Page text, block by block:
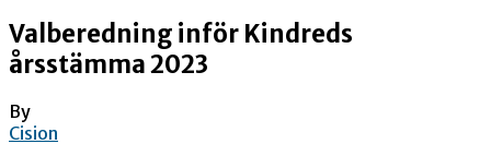
Valberedning inför Kindreds
årsstämma 2023
By
Cision